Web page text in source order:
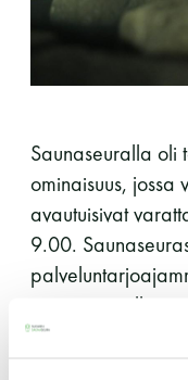
-Kuukauden
Jäsen
Vieras jäsenen
Saunaseuralla oli
ominaisuus, jossa
avautuisivat
9.00.
pystynyt meille
olleet yhteydessä